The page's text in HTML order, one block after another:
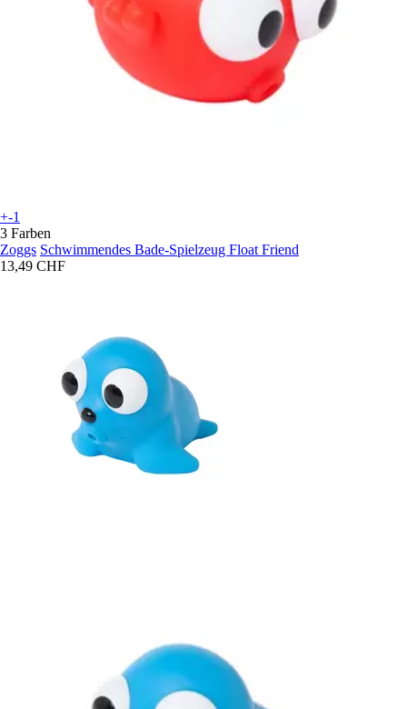
+-1
3 Farben
Zoggs Schwimmendes Bade-Spielzeug Float Friend
13,49 CHF